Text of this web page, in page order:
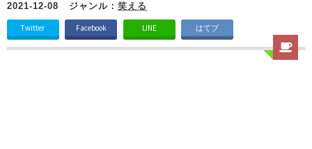
2021-12-08 ジャンル： 笑える
Twitter Facebook LINE はてブ